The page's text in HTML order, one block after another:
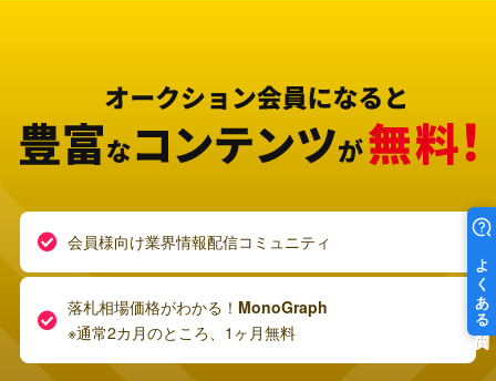
会員様向け業界情報配信コミュニティ
落札相場価格がわかる！ MonoGraph
※通常2カ月のところ、1ヶ月無料